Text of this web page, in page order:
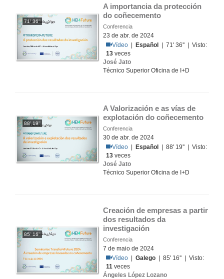
71' 36''
A importancia da protección
do coñecemento
Conferencia
23 de abr. de 2024
Vídeo
Español
| 71' 36'' | Visto:
13 veces
José Jato
Técnico Superior Oficina de I+D
88' 19''
A Valorización e as vías de
explotación do coñecemento
Conferencia
30 de abr. de 2024
Vídeo
Español
| 88' 19'' | Visto:
13 veces
José Jato
Técnico Superior Oficina de I+D
85' 16''
Creación de empresas a partir
dos resultados da
investigación
Conferencia
7 de maio de 2024
Vídeo |Galego | 85' 16'' | Visto:
11 veces
Ángeles López Lozano